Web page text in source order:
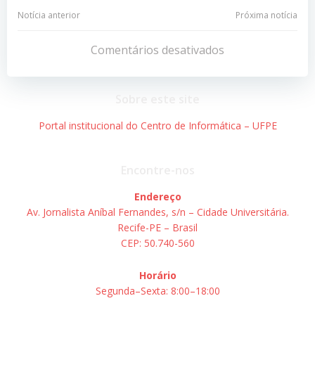
Navegação
Post
Notícia anterior
Navegação
de
Post
Próxima notícia
Comentários desativados
Portal institucional do Centro de Informática – UFPE
Endereço
Av. Jornalista Aníbal Fernandes, s/n – Cidade Universitária.
Recife-PE – Brasil
CEP: 50.740-560
Horário
Segunda–Sexta: 8:00–18:00